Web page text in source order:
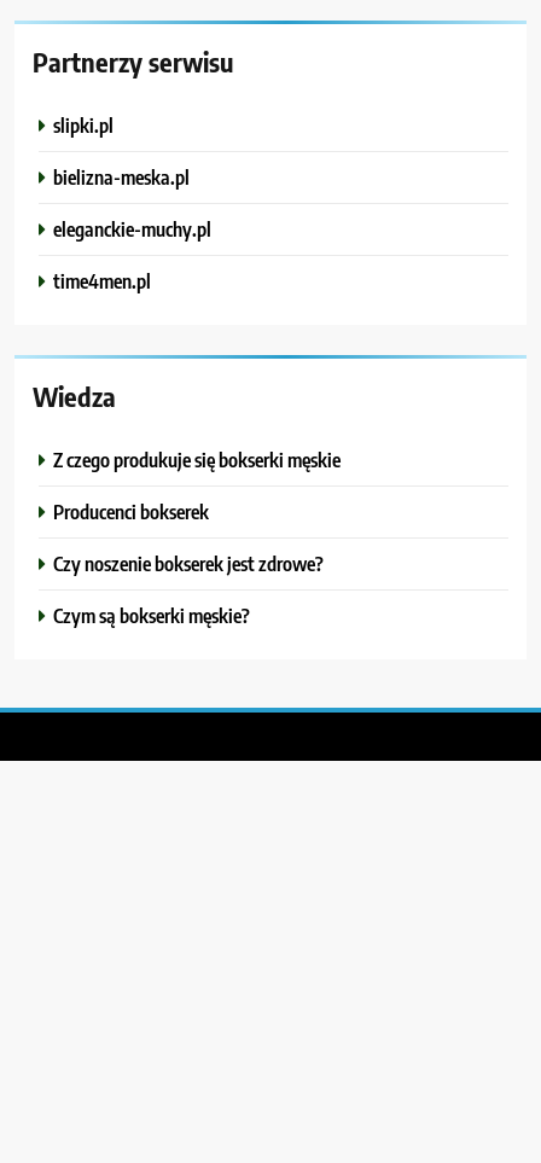
Partnerzy serwisu
slipki.pl
bielizna-meska.pl
eleganckie-muchy.pl
time4men.pl
Wiedza
Z czego produkuje się bokserki męskie
Producenci bokserek
Czy noszenie bokserek jest zdrowe?
Czym są bokserki męskie?